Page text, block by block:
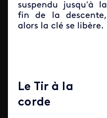
suspendu jusqu’à la
fin de la descente,
alors la clé se libère.
Le Tir à la
corde